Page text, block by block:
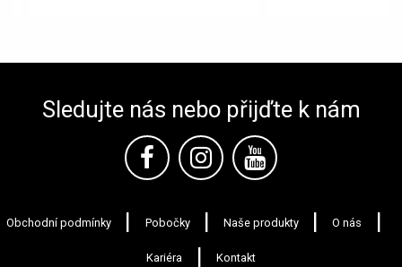
Sledujte nás nebo přijďte k nám
Obchodní podmínky Pobočky Naše produkty O nás
Kariéra Kontakt